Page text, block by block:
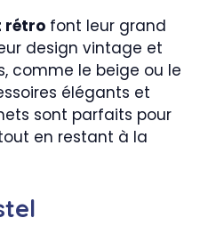
rétro font leur grand
design vintage et
comme le beige ou le
élégants et
sont parfaits pour
en restant à la